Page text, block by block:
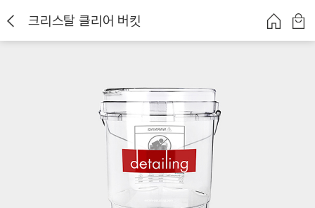
크리스탈 클리어 버킷